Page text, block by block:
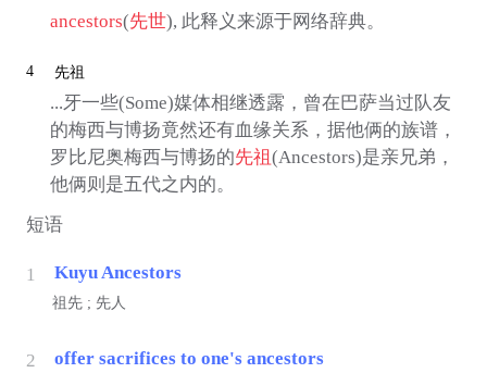
ancestors(先世), 此释义来源于网络辞典。
4 先祖
...牙一些(Some)媒体相继透露，曾在巴萨当过队友
的梅西与博扬竟然还有血缘关系，据他俩的族谱，
罗比尼奥梅西与博扬的先祖 (Ancestors)是亲兄弟，
他俩则是五代之内的。
短语
1 Kuyu Ancestors
祖先 ; 先人
2 offer sacrifices to one's ancestors